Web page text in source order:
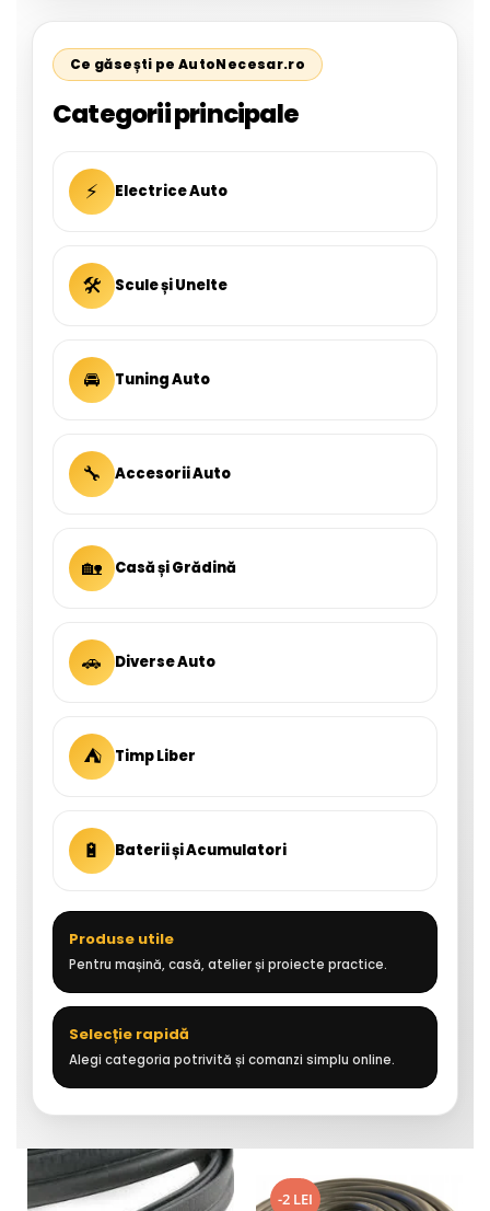
Ce găsești pe AutoNecesar.ro
Categorii principale
⚡ Electrice Auto
🛠 Scule și Unelte
🚘 Tuning Auto
🔧 Accesorii Auto
🏡 Casă și Grădină
🚗 Diverse Auto
⛺ Timp Liber
🔋 Baterii și Acumulatori
Produse utile
Pentru mașină, casă, atelier și proiecte practice.
Selecție rapidă
Alegi categoria potrivită și comanzi simplu online.
-2 LEI